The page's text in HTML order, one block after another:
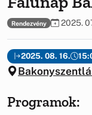
Rendezvény 2025.
2025. 08. 16.
Programok: